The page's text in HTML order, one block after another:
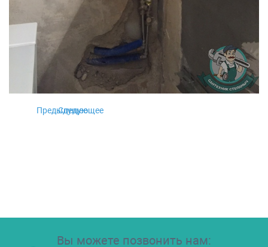
Предыдущее
Следующее
Вы можете позвонить нам: